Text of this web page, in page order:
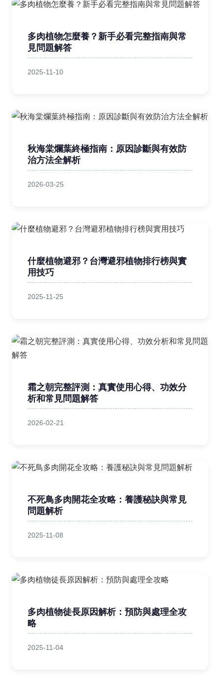
多肉植物怎麼養？新手必看完整指南與常
見問題解答
2025-11-10
秋海棠爛葉終極指南：原因診斷與有效防
治方法全解析
2026-03-25
什麼植物避邪？台灣避邪植物排行榜與實
用技巧
2025-11-25
霜之朝完整評測：真實使用心得、功效分
析和常見問題解答
2026-02-21
不死鳥多肉開花全攻略：養護秘訣與常見
問題解析
2025-11-08
多肉植物徒長原因解析：預防與處理全攻
略
2025-11-04